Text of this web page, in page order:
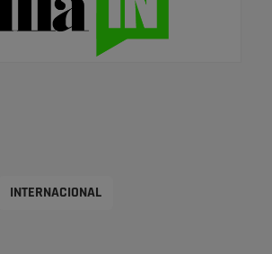
INTERNACIONAL